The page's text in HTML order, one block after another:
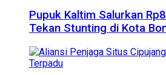
Pupuk Kaltim Salurkan
Tekan Stunting di Kota